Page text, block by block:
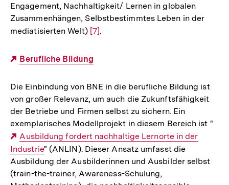
Engagement, Nachhaltigkeit/ Lernen in globalen
Zusammenhängen, Selbstbestimmtes Leben in der
mediatisierten Welt) Zur
der
[7].
Externer
Berufliche Bildung
Die Einbindung von BNE in die berufliche Bildung ist
von großer Relevanz, um auch die Zukunftsfähigkeit
der Betriebe und Firmen selbst zu sichern. Ein
exemplarisches Modellprojekt in diesem Bereich ist "
Externer
Link:
Ausbildung fordert nachhaltige Lernorte in der
Industrie" (ANLIN). Dieser Ansatz umfasst die
Ausbildung der Ausbilderinnen und Ausbilder selbst
(train-the-trainer, Awareness-Schulung,